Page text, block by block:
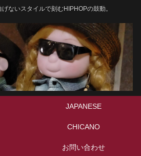
ないスタイルで刻むHIPHOPの鼓動。
JAPANESE
CHICANO
お問い合わせ